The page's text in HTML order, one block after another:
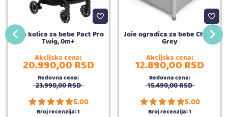
Joie kolica za bebe Pact Pro
Twig, 0m+
Akcijska cena:
20.990,00RSD
Redovna cena:
23.990,00RSD
5.00
Broj recenzija:1
Joie ogradica za bebe Cheer,
Grey
Akcijska cena:
12.890,00RSD
Redovna cena:
15.490,00RSD
5.00
Broj recenzija:1